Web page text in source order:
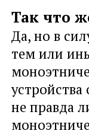
Так что
Да, но в
тем или
устройства
не правда